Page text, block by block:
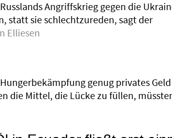
Angriffskrieg gegen die
statt sie schlechtzureden, sagt der
Elliesen
genug privates Geld
die Mittel, die Lücke zu füllen,